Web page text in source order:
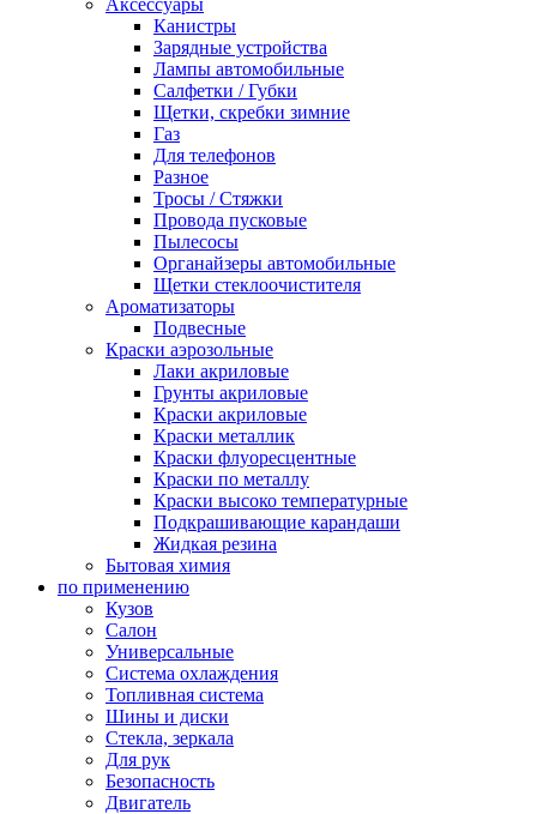
Аксессуары
Канистры
Зарядные устройства
Лампы автомобильные
Салфетки / Губки
Щетки, скребки зимние
Газ
Для телефонов
Разное
Тросы / Стяжки
Провода пусковые
Пылесосы
Органайзеры автомобильные
Щетки стеклоочистителя
Ароматизаторы
Подвесные
Краски аэрозольные
Лаки акриловые
Грунты акриловые
Краски акриловые
Краски металлик
Краски флуоресцентные
Краски по металлу
Краски высоко температурные
Подкрашивающие карандаши
Жидкая резина
Бытовая химия
по применению
Кузов
Салон
Универсальные
Система охлаждения
Топливная система
Шины и диски
Стекла, зеркала
Для рук
Безопасность
Двигатель